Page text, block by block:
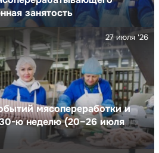
занятость
мясопереработки и
ю неделю (20–26 июля
27 июля '26